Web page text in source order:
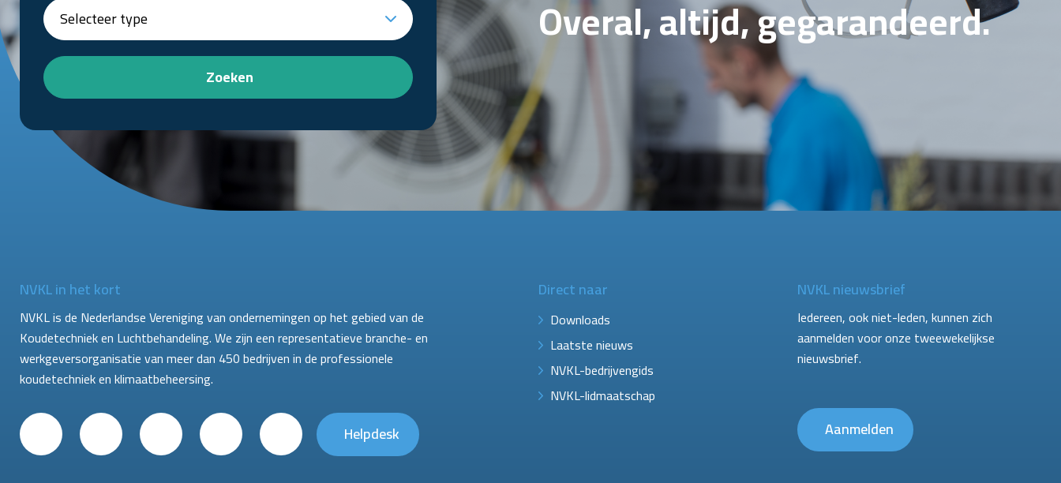
Zoeken
Overal, altijd, gegarandeerd.
NVKL in het kort
NVKL is de Nederlandse Vereniging van ondernemingen op het gebied van de
Koudetechniek en Luchtbehandeling. We zijn een representatieve branche- en
werkgeversorganisatie van meer dan 450 bedrijven in de professionele
koudetechniek en klimaatbeheersing.
Helpdesk
Direct naar
Downloads
Laatste nieuws
NVKL-bedrijvengids
NVKL-lidmaatschap
NVKL nieuwsbrief
Iedereen, ook niet-leden, kunnen zich
aanmelden voor onze tweewekelijkse
nieuwsbrief.
Aanmelden